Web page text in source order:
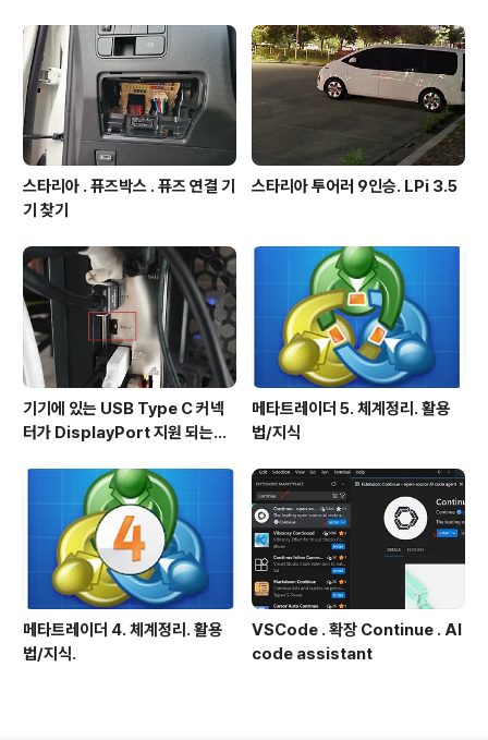
스타리아 . 퓨즈박스 . 퓨즈 연결 기
기 찾기
스타리아 투어러 9인승. LPi 3.5
기기에 있는 USB Type C 커넥
터가 DisplayPort 지원 되는지
메타트레이더 5. 체계정리. 활용
법/지식
메타트레이더 4. 체계정리. 활용
법/지식.
VSCode . 확장 Continue . AI
code assistant